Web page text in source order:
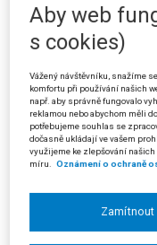
zamítl žádost žalobce
dražeb, neboť žalobce
živnosti spočívající v
Ministerstvo
napadeným
správního orgánu I. stupně
V žalobních námitkách
při posuzování podmínky
trestního zákona, za který
byla v roce 1996
snížit trest i u
Aby web
s cookies)
Vážený návštěvníku, snažíme
komfortu při používání našich
např. aby správně fungovalo
reklamou nebo abychom měli
potřebujeme souhlas se
dočasně ukládají ve vašem
využijeme ke zlepšování
míru. Oznámení o ochraně
Zamítnout